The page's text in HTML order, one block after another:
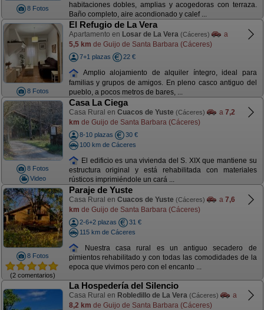
8 Fotos
habitaciones dobles, amplias y acogedoras con terraza.
Baño completo, aire acondionado y calef ...
8 Fotos
El Refugio de La Vera
Apartamento en Losar de La Vera (Cáceres)
a
5,5 km de Guijo de Santa Barbara (Cáceres)
7+1 plazas 22 €
Amplio alojamiento de alquiler íntegro, ideal para
familias y grupos de amigos. En pleno casco antiguo del
pueblo, a pocos metros de bares, ...
8 Fotos
Video
Casa La Ciega
Casa Rural en Cuacos de Yuste (Cáceres) a 7,2
km de Guijo de Santa Barbara (Cáceres)
8-10 plazas
30 €
100 km de Cáceres
El edificio es una vivienda del S. XIX que mantiene su
estructura original y está rehabilitada con materiales
rústicos imprimiéndole un cará ...
8 Fotos
(2 comentarios)
Paraje de Yuste
Casa Rural en Cuacos de Yuste (Cáceres) a 7,6
km de Guijo de Santa Barbara (Cáceres)
2-6+2 plazas
31 €
115 km de Cáceres
Nuestra casa rural es un antiguo secadero de
pimientos rehabilitado y con todas las comodidades de la
epoca que vivimos pero con el encanto ...
La Hospedería del Silencio
Casa Rural en Robledillo de La Vera (Cáceres)
a
8,2 km de Guijo de Santa Barbara (Cáceres)